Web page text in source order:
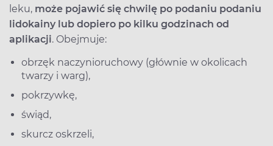
leku, może pojawić się chwilę po podaniu podaniu
lidokainy lub dopiero po kilku godzinach od
aplikacji. Obejmuje:
obrzęk naczynioruchowy (głównie w okolicach
twarzy i warg),
pokrzywkę,
świąd,
skurcz oskrzeli,